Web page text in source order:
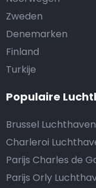
Zweden
Denemarken
Finland
Turkije
Populaire
Brussel
Charleroi
Parijs Charles de
Parijs Orly